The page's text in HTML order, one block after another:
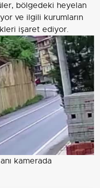
bölgedeki heyelan
ve ilgili kurumların
işaret ediyor.
kamerada